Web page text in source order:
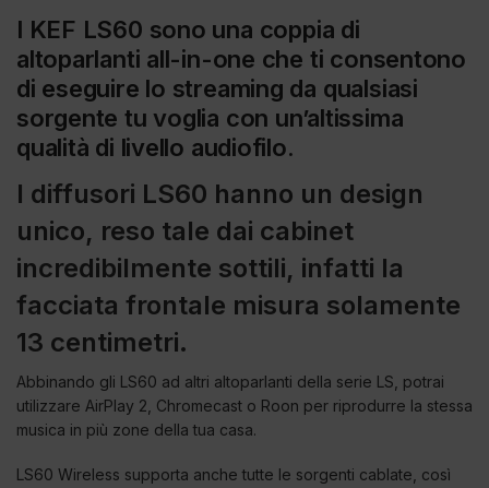
I KEF LS60 sono una coppia di
altoparlanti all-in-one che ti consentono
di eseguire lo streaming da qualsiasi
sorgente tu voglia con un’altissima
qualità di livello audiofilo.
I diffusori LS60 hanno un design
unico, reso tale dai cabinet
incredibilmente sottili, infatti la
facciata frontale misura solamente
13 centimetri.
Abbinando gli LS60 ad altri altoparlanti della serie LS, potrai
utilizzare AirPlay 2, Chromecast o Roon per riprodurre la stessa
musica in più zone della tua casa.
LS60 Wireless supporta anche tutte le sorgenti cablate, così